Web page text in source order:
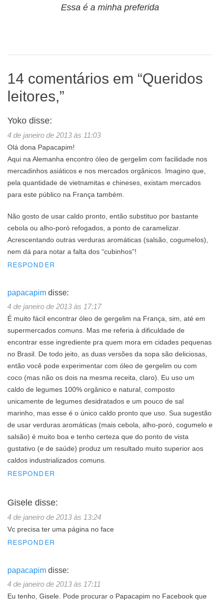
Essa é a minha preferida
14 comentários em “Queridos
leitores,”
Yoko disse:
4 de janeiro de 2013 às 11:03
Olá dona Papacapim!
Aqui na Alemanha encontro óleo de gergelim com facilidade nos
mercadinhos asiáticos e nos mercados orgânicos. Imagino que,
pela quantidade de vietnamitas e chineses, existam mercados
para este público na França também.
Não gosto de usar caldo pronto, então substituo por bastante
cebola ou alho-poró refogados, a ponto de caramelizar.
Acrescentando outras verduras aromáticas (salsão, cogumelos),
nem dá para notar a falta dos “cubinhos”!
RESPONDER
papacapim disse:
4 de janeiro de 2013 às 17:17
É muito fácil encontrar óleo de gergelim na França, sim, até em
supermercados comuns. Mas me referia à dificuldade de
encontrar esse ingrediente pra quem mora em cidades pequenas
no Brasil. De todo jeito, as duas versões da sopa são deliciosas,
então você pode experimentar com óleo de gergelim ou com
coco (mas não os dois na mesma receita, claro). Eu uso um
caldo de legumes 100% orgânico e natural, composto
unicamente de legumes desidratados e um pouco de sal
marinho, mas esse é o único caldo pronto que uso. Sua sugestão
de usar verduras aromáticas (mais cebola, alho-poró, cogumelo e
salsão) é muito boa e tenho certeza que do ponto de vista
gustativo (e de saúde) produz um resultado muito superior aos
caldos industrializados comuns.
RESPONDER
Gisele disse:
4 de janeiro de 2013 às 13:24
Vc precisa ter uma página no face
RESPONDER
papacapim disse:
4 de janeiro de 2013 às 17:11
Eu tenho, Gisele. Pode procurar o Papacapim no Facebook que